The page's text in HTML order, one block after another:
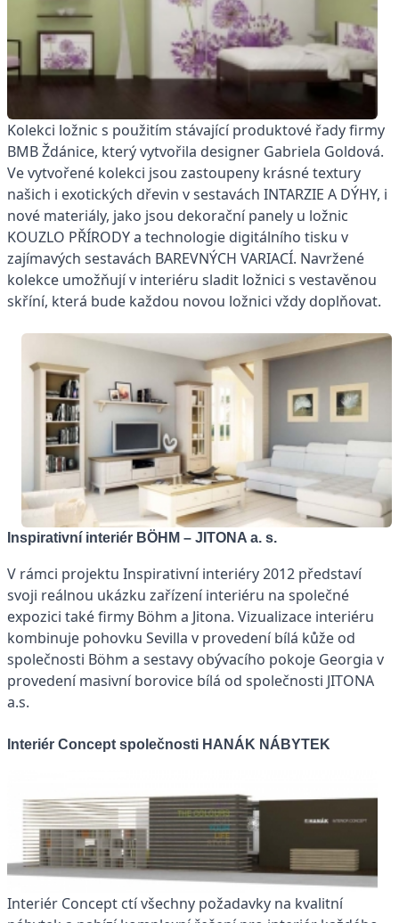
Kolekci ložnic s použitím stávající produktové řady firmy
BMB Ždánice, který vytvořila designer Gabriela Goldová.
Ve vytvořené kolekci jsou zastoupeny krásné textury
našich i exotických dřevin v sestavách INTARZIE A DÝHY, i
nové materiály, jako jsou dekorační panely u ložnic
KOUZLO PŘÍRODY a technologie digitálního tisku v
zajímavých sestavách BAREVNÝCH VARIACÍ. Navržené
kolekce umožňují v interiéru sladit ložnici s vestavěnou
skříní, která bude každou novou ložnici vždy doplňovat.
Inspirativní interiér BÖHM – JITONA a. s.
V rámci projektu Inspirativní interiéry 2012 představí
svoji reálnou ukázku zařízení interiéru na společné
expozici také firmy Böhm a Jitona. Vizualizace interiéru
kombinuje pohovku Sevilla v provedení bílá kůže od
společnosti Böhm a sestavy obývacího pokoje Georgia v
provedení masivní borovice bílá od společnosti JITONA
a.s.
Interiér Concept společnosti HANÁK NÁBYTEK
Interiér Concept ctí všechny požadavky na kvalitní